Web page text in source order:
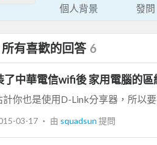
個人背景 發問
有喜歡的回答 6
了中華電信wifi後 家用電腦的區
03-17 ‧ 由 squadsun 提問